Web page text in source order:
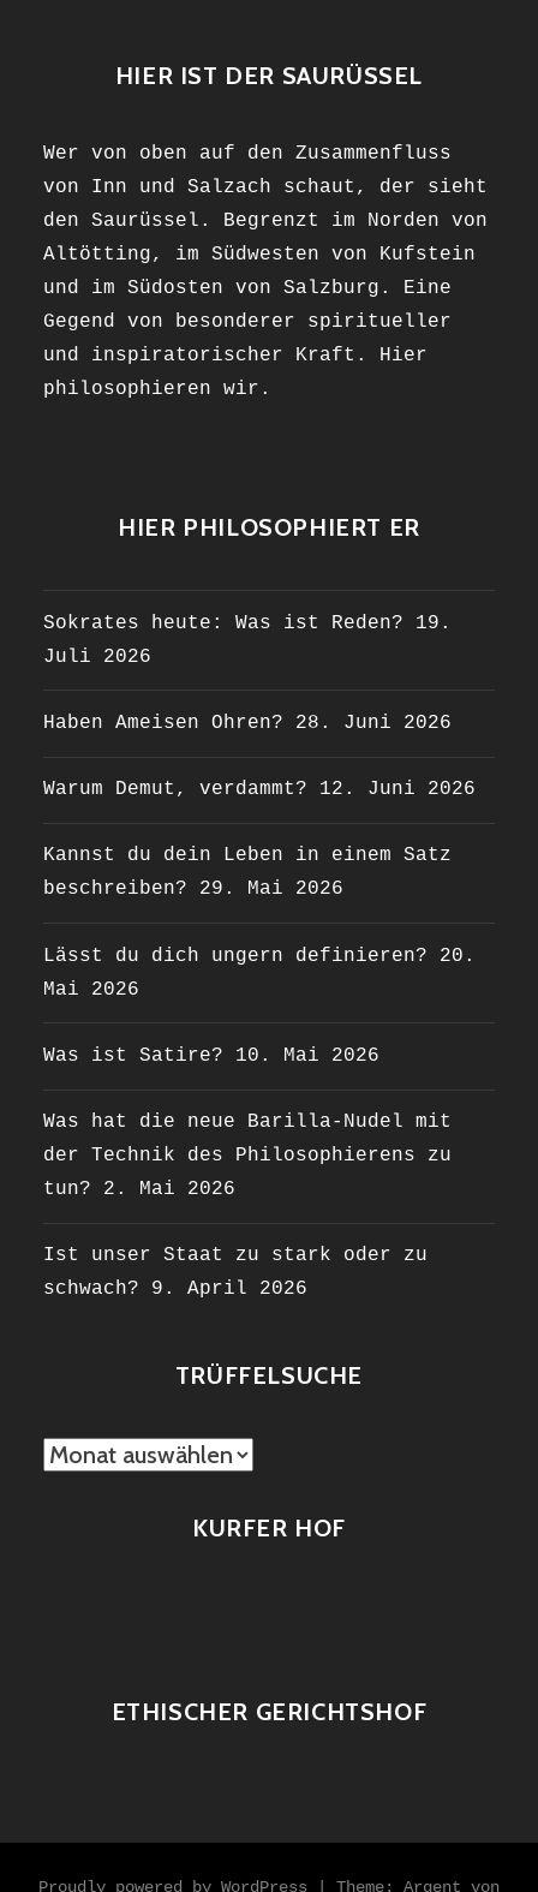
HIER IST DER SAURÜSSEL
Wer von oben auf den Zusammenfluss
von Inn und Salzach schaut, der sieht
den Saurüssel. Begrenzt im Norden von
Altötting, im Südwesten von Kufstein
und im Südosten von Salzburg. Eine
Gegend von besonderer spiritueller
und inspiratorischer Kraft. Hier
philosophieren wir.
HIER PHILOSOPHIERT ER
Sokrates heute: Was ist Reden?
19.
Juli 2026
Haben Ameisen Ohren? 28. Juni 2026
Warum Demut, verdammt? 12. Juni 2026
Kannst du dein Leben in einem Satz
beschreiben?
29. Mai 2026
Lässt du dich ungern definieren?
20.
Mai 2026
Was ist Satire? 10. Mai 2026
Was hat die neue Barilla-Nudel mit
der Technik des Philosophierens zu
tun?
2. Mai 2026
Ist unser Staat zu stark oder zu
schwach?
9. April 2026
TRÜFFELSUCHE
TRÜFFELSUCHE
KURFER HOF
ETHISCHER GERICHTSHOF
Proudly powered by WordPress Theme: Argent von